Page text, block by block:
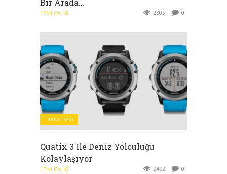
Bir Arada…
LEMI ÇALIĞ 2805 0
AKILLI SAAT
Quatix 3 Ile Deniz Yolculuğu
Kolaylaşıyor
LEMI ÇALIĞ 2492 0